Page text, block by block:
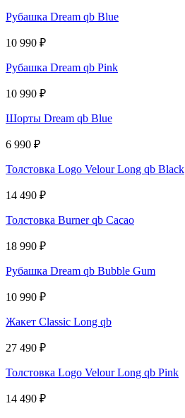
Рубашка Dream qb Blue
10 990 ₽
Рубашка Dream qb Pink
10 990 ₽
Шорты Dream qb Blue
6 990 ₽
Толстовка Logo Velour Long qb Black
14 490 ₽
Толстовка Burner qb Cacao
18 990 ₽
Рубашка Dream qb Bubble Gum
10 990 ₽
Жакет Classic Long qb
27 490 ₽
Толстовка Logo Velour Long qb Pink
14 490 ₽